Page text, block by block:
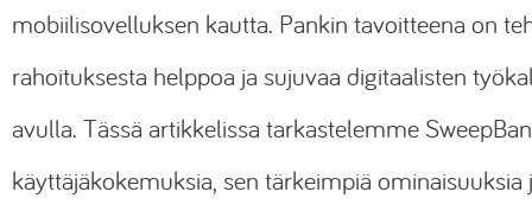
mobiilisovelluksen kautta. Pankin tavoitteena on
rahoituksesta helppoa ja sujuvaa digitaalisten
avulla. Tässä artikkelissa tarkastelemme
käyttäjäkokemuksia, sen tärkeimpiä ominaisuuksia